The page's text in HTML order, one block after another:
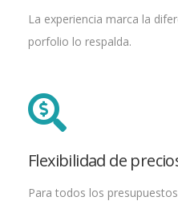
La experiencia marca la
porfolio lo respalda.
Flexibilidad de
Para todos los